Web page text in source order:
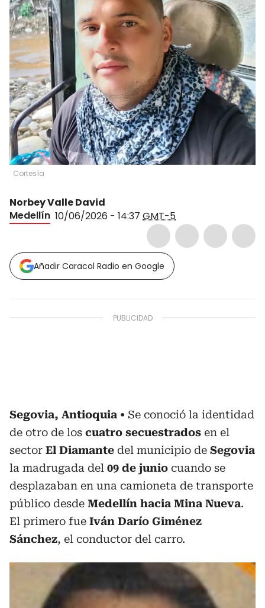
Cortesía
Norbey Valle David
Medellín 10/06/2026 - 14:37 GMT-5
Añadir Caracol Radio en Google
Segovia, Antioquia
Se conoció la identidad
de otro de los cuatro secuestrados en el
sector El Diamante del municipio de Segovia
la madrugada del 09 de junio cuando se
desplazaban en una camioneta de transporte
público desde Medellín hacia Mina Nueva.
El primero fue Iván Darío Giménez
Sánchez, el conductor del carro.